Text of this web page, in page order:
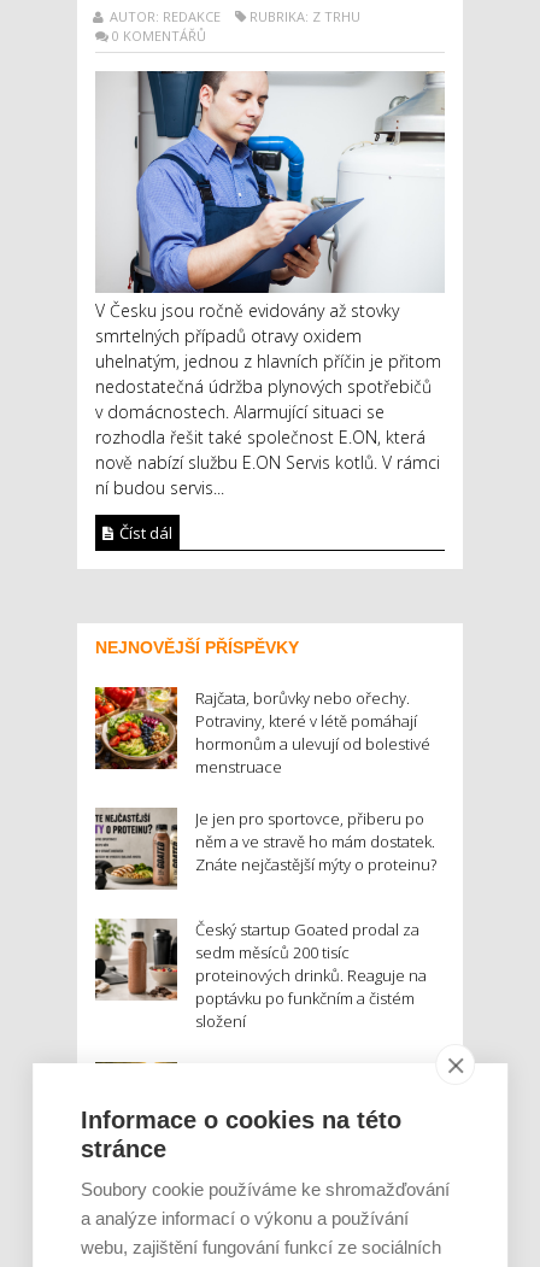
AUTOR: REDAKCE
RUBRIKA: Z TRHU
0 KOMENTÁŘŮ
V Česku jsou ročně evidovány až stovky
smrtelných případů otravy oxidem
uhelnatým, jednou z hlavních příčin je přitom
nedostatečná údržba plynových spotřebičů
v domácnostech. Alarmující situaci se
rozhodla řešit také společnost E.ON, která
nově nabízí službu E.ON Servis kotlů. V rámci
ní budou servis...
Číst dál
NEJNOVĚJŠÍ PŘÍSPĚVKY
Rajčata, borůvky nebo ořechy.
Potraviny, které v létě pomáhají
hormonům a ulevují od bolestivé
menstruace
Je jen pro sportovce, přiberu po
něm a ve stravě ho mám dostatek.
Znáte nejčastější mýty o proteinu?
Český startup Goated prodal za
sedm měsíců 200 tisíc
proteinových drinků. Reaguje na
poptávku po funkčním a čistém
složení
poškození baterie, riziková je i
MOHLO BY VÁS ZAJÍMAT:
Informace o cookies na této
stránce
Soubory cookie používáme ke shromažďování
a analýze informací o výkonu a používání
webu, zajištění fungování funkcí ze sociálních